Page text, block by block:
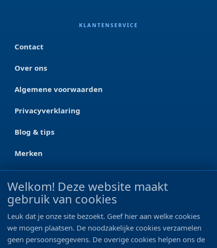
KLANTENSERVICE
Contact
Over ons
Algemene voorwaarden
Privacyverklaring
Blog & tips
Merken
CONTACT
Ootmarsumseweg 125a
0546 - 622 990
Welkom! Deze website maakt
gebruik van cookies
Leuk dat je onze site bezoekt. Geef hier aan welke cookies
we mogen plaatsen. De noodzakelijke cookies verzamelen
geen persoonsgegevens. De overige cookies helpen ons de